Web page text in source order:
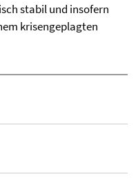
stabil und insofern
krisengeplagten